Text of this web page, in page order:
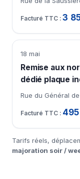
3
18 mai
Remise aux
dédié plaque
Rue du Général
Tarifs réels,
majoration soir /